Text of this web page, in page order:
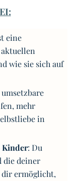
eine
wie sie sich auf
mehr
in
Kinder: Du
die deiner
dir ermöglicht,